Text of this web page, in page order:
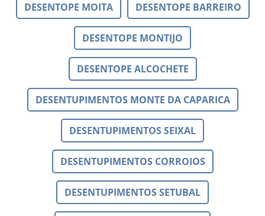
DESENTOPE MOITA DESENTOPE BARREIRO
DESENTOPE MONTIJO
DESENTOPE ALCOCHETE
DESENTUPIMENTOS MONTE DA CAPARICA
DESENTUPIMENTOS SEIXAL
DESENTUPIMENTOS CORROIOS
DESENTUPIMENTOS SETUBAL